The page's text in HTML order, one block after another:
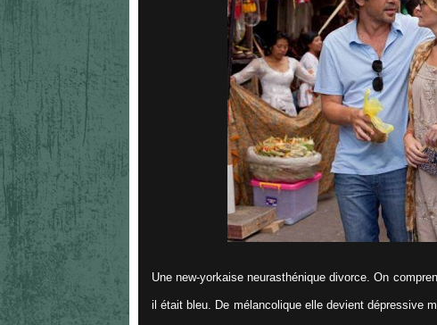
Une new-yorkaise neurasthénique divorce. On
il était bleu. De mélancolique elle devient dépressive